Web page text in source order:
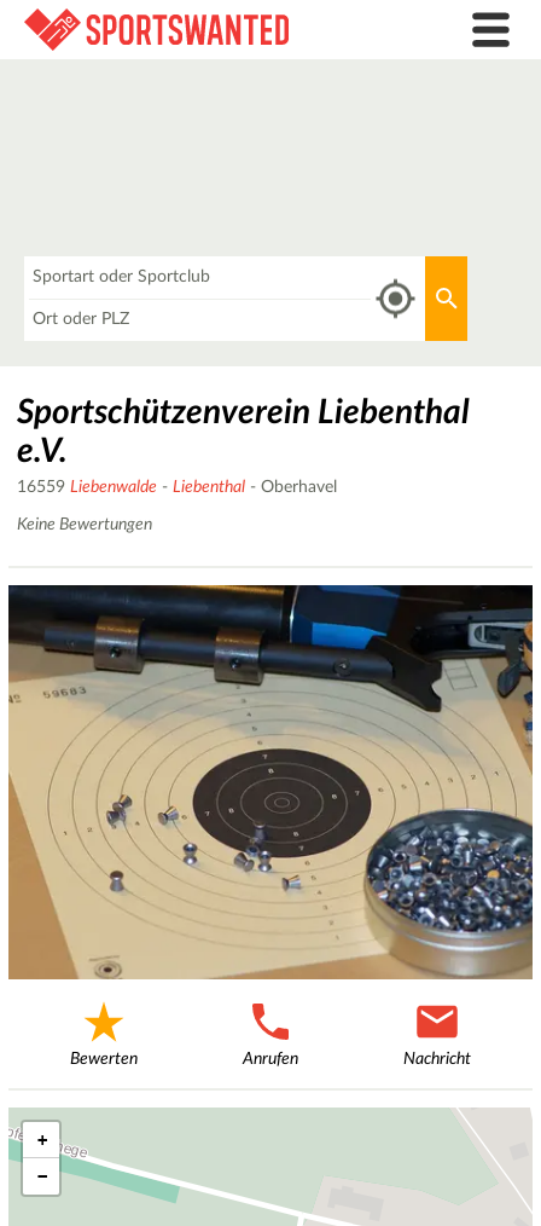
Sportschützenverein Liebenthal
e.V.
16559 Liebenwalde - Liebenthal - Oberhavel
Keine Bewertungen
Bewerten Anrufen Nachricht
+
−